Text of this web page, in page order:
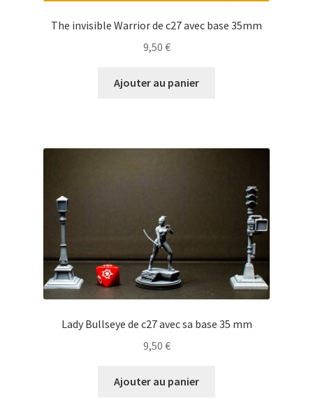
The invisible Warrior de c27 avec base 35mm
9,50 €
Ajouter au panier
Lady Bullseye de c27 avec sa base 35 mm
9,50 €
Ajouter au panier